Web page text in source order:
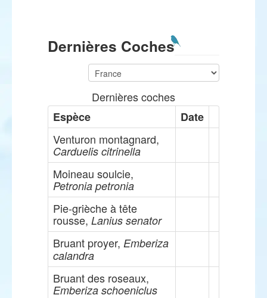
Dernières Coches
Dernières coches
Espèce
Date
Venturon montagnard,
Carduelis citrinella
Moineau soulcie,
Petronia petronia
Pie-grièche à tête
rousse, Lanius senator
Bruant proyer, Emberiza
calandra
Bruant des roseaux,
Emberiza schoeniclus